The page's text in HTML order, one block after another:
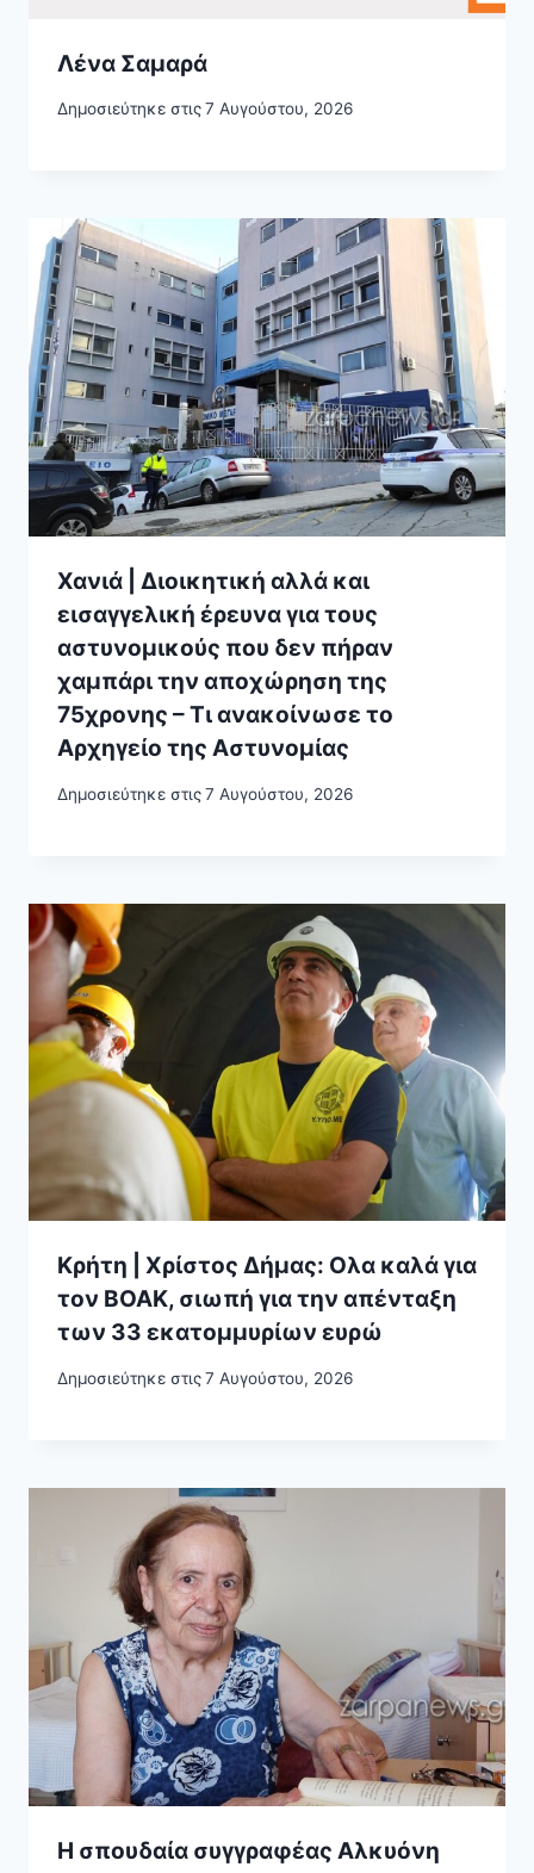
Λένα Σαμαρά
Δημοσιεύτηκε στις7 Αυγούστου, 2026
Χανιά | Διοικητική αλλά και
εισαγγελική έρευνα για τους
αστυνομικούς που δεν πήραν
χαμπάρι την αποχώρηση της
75χρονης – Τι ανακοίνωσε το
Αρχηγείο της Αστυνομίας
Δημοσιεύτηκε στις7 Αυγούστου, 2026
Κρήτη | Χρίστος Δήμας: Ολα καλά για
τον ΒΟΑΚ, σιωπή για την απένταξη
των 33 εκατομμυρίων ευρώ
Δημοσιεύτηκε στις7 Αυγούστου, 2026
Η σπουδαία συγγραφέας Αλκυόνη